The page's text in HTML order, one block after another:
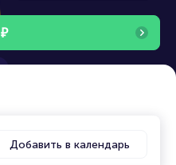
₽
Добавить в календарь